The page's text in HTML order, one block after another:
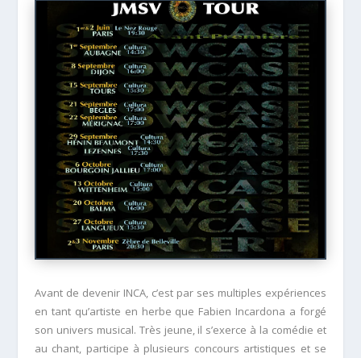
Avant de devenir INCA, c’est par ses multiples expériences
en tant qu’artiste en herbe que Fabien Incardona a forgé
son univers musical. Très jeune, il s’exerce à la comédie et
au chant, participe à plusieurs concours artistiques et se